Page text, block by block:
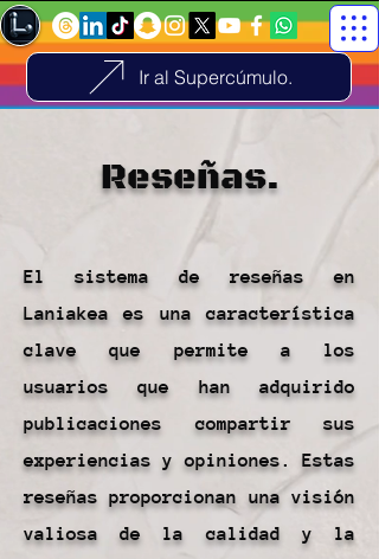
Ir al Supercúmulo.
Reseñas.
El sistema de reseñas en
Laniakea es una característica
clave que permite a los
usuarios que han adquirido
publicaciones compartir sus
experiencias y opiniones. Estas
reseñas proporcionan una visión
valiosa de la calidad y la